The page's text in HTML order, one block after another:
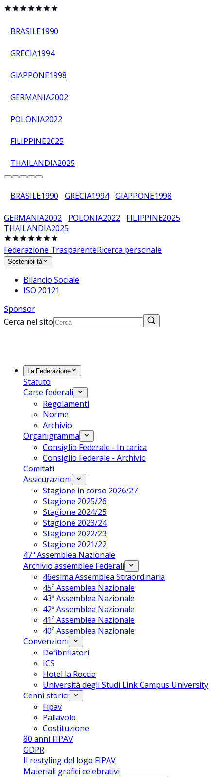
BRASILE1990
GRECIA1994
GIAPPONE1998
GERMANIA2002
POLONIA2022
FILIPPINE2025
THAILANDIA2025
BRASILE1990 GRECIA1994 GIAPPONE1998
GERMANIA2002 POLONIA2022 FILIPPINE2025
THAILANDIA2025
Federazione TrasparenteRicerca personale
Sostenibilità
Bilancio Sociale
ISO 20121
Sponsor
Cerca nel sito
La Federazione
Statuto
Carte federali
Regolamenti
Norme
Archivio
Organigramma
Consiglio Federale - In carica
Consiglio Federale - Archivio
Comitati
Assicurazioni
Stagione in corso 2026/27
Stagione 2025/26
Stagione 2024/25
Stagione 2023/24
Stagione 2022/23
Stagione 2021/22
47ª Assemblea Nazionale
Archivio assemblee Federali
46esima Assemblea Straordinaria
45ª Assemblea Nazionale
43ª Assemblea Nazionale
42ª Assemblea Nazionale
41ª Assemblea Nazionale
40ª Assemblea Nazionale
Convenzioni
Defibrillatori
ICS
Hotel la Roccia
Università degli Studi Link Campus University
Cenni storici
Fipav
Pallavolo
Costituzione
80 anni FIPAV
GDPR
Il restyling del logo FIPAV
Materiali grafici celebrativi